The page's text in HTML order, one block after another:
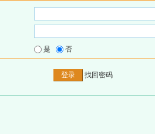
是 否
找回密码